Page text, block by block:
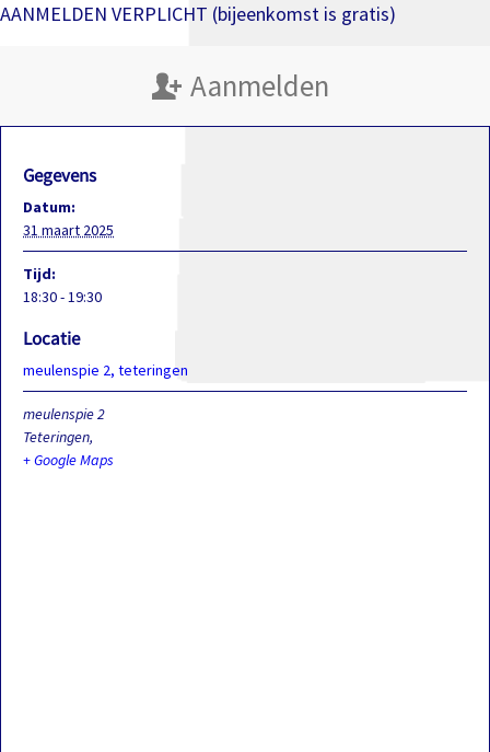
AANMELDEN VERPLICHT (bijeenkomst is gratis)
Aanmelden
Gegevens
Datum:
31 maart 2025
Tijd:
18:30 - 19:30
Locatie
meulenspie 2, teteringen
meulenspie 2
Teteringen,
+ Google Maps